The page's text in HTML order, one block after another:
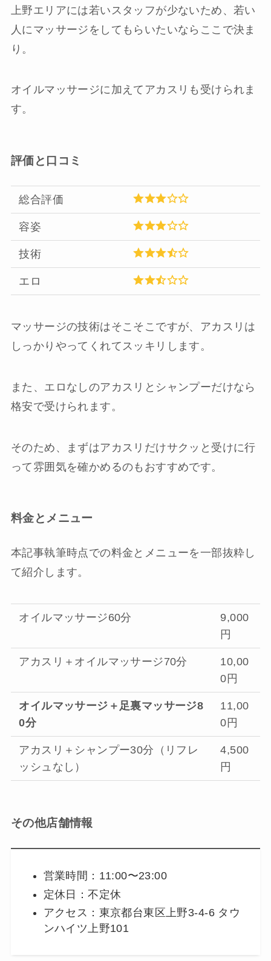
上野エリアには若いスタッフが少ないため、若い
人にマッサージをしてもらいたいならここで決ま
り。
オイルマッサージに加えてアカスリも受けられま
す。
評価と口コミ
総合評価
容姿
技術
エロ
マッサージの技術はそこそこですが、アカスリは
しっかりやってくれてスッキリします。
また、エロなしのアカスリとシャンプーだけなら
格安で受けられます。
そのため、まずはアカスリだけサクッと受けに行
って雰囲気を確かめるのもおすすめです。
料金とメニュー
本記事執筆時点での料金とメニューを一部抜粋し
て紹介します。
オイルマッサージ60分
9,000
円
アカスリ＋オイルマッサージ70分
10,00
0円
オイルマッサージ＋足裏マッサージ8
0分
11,00
0円
アカスリ＋シャンプー30分（リフレ
ッシュなし）
4,500
円
その他店舗情報
営業時間：11:00〜23:00
定休日：不定休
アクセス：東京都台東区上野3-4-6 タウ
ンハイツ上野101